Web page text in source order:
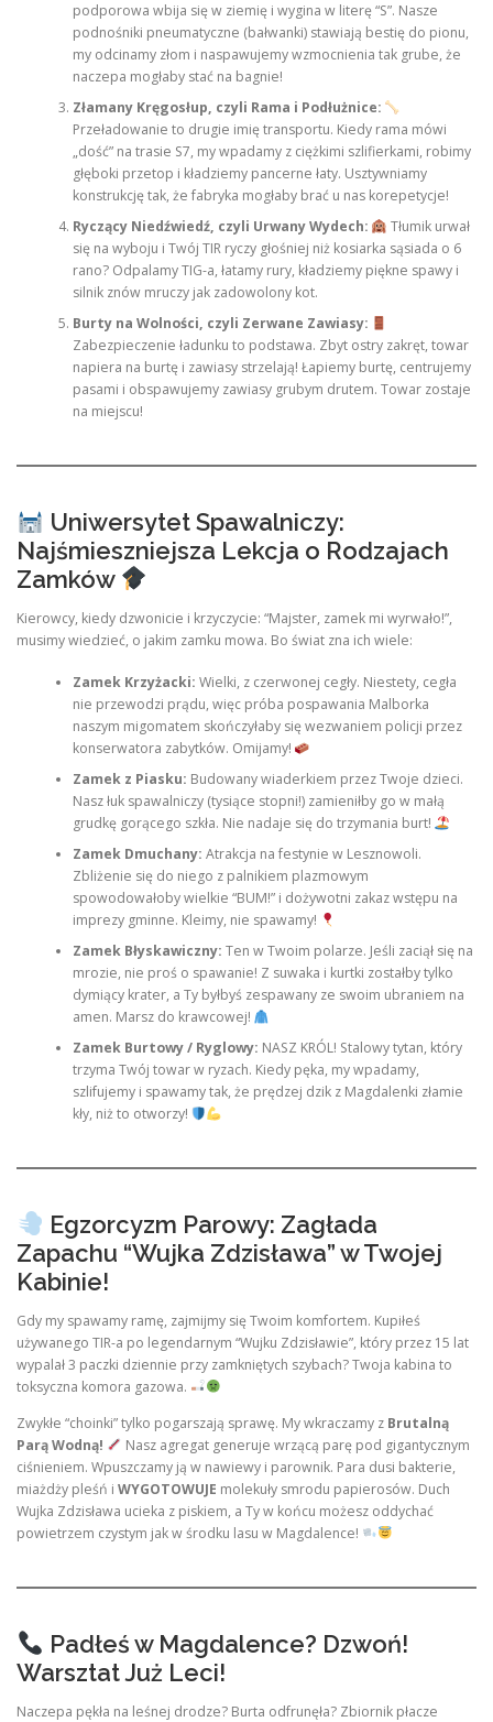
podporowa wbija się w ziemię i wygina w literę “S”. Nasze
podnośniki pneumatyczne (bałwanki) stawiają bestię do pionu,
my odcinamy złom i naspawujemy wzmocnienia tak grube, że
naczepa mogłaby stać na bagnie!
Złamany Kręgosłup, czyli Rama i Podłużnice:
Przeładowanie to drugie imię transportu. Kiedy rama mówi
„dość” na trasie S7, my wpadamy z ciężkimi szlifierkami, robimy
głęboki przetop i kładziemy pancerne łaty. Usztywniamy
konstrukcję tak, że fabryka mogłaby brać u nas korepetycje!
Ryczący Niedźwiedź, czyli Urwany Wydech:
Tłumik urwał
się na wyboju i Twój TIR ryczy głośniej niż kosiarka sąsiada o 6
rano? Odpalamy TIG-a, łatamy rury, kładziemy piękne spawy i
silnik znów mruczy jak zadowolony kot.
Burty na Wolności, czyli Zerwane Zawiasy:
Zabezpieczenie ładunku to podstawa. Zbyt ostry zakręt, towar
napiera na burtę i zawiasy strzelają! Łapiemy burtę, centrujemy
pasami i obspawujemy zawiasy grubym drutem. Towar zostaje
na miejscu!
Uniwersytet Spawalniczy:
Najśmieszniejsza Lekcja o Rodzajach
Zamków
Kierowcy, kiedy dzwonicie i krzyczycie: “Majster, zamek mi wyrwało!”,
musimy wiedzieć, o jakim zamku mowa. Bo świat zna ich wiele:
Zamek Krzyżacki: Wielki, z czerwonej cegły. Niestety, cegła
nie przewodzi prądu, więc próba pospawania Malborka
naszym migomatem skończyłaby się wezwaniem policji przez
konserwatora zabytków. Omijamy!
Zamek z Piasku: Budowany wiaderkiem przez Twoje dzieci.
Nasz łuk spawalniczy (tysiące stopni!) zamieniłby go w małą
grudkę gorącego szkła. Nie nadaje się do trzymania burt!
Zamek Dmuchany: Atrakcja na festynie w Lesznowoli.
Zbliżenie się do niego z palnikiem plazmowym
spowodowałoby wielkie “BUM!” i dożywotni zakaz wstępu na
imprezy gminne. Kleimy, nie spawamy!
Zamek Błyskawiczny: Ten w Twoim polarze. Jeśli zaciął się na
mrozie, nie proś o spawanie! Z suwaka i kurtki zostałby tylko
dymiący krater, a Ty byłbyś zespawany ze swoim ubraniem na
amen. Marsz do krawcowej!
Zamek Burtowy / Ryglowy: NASZ KRÓL! Stalowy tytan, który
trzyma Twój towar w ryzach. Kiedy pęka, my wpadamy,
szlifujemy i spawamy tak, że prędzej dzik z Magdalenki złamie
kły, niż to otworzy!
Egzorcyzm Parowy: Zagłada
Zapachu “Wujka Zdzisława” w Twojej
Kabinie!
Gdy my spawamy ramę, zajmijmy się Twoim komfortem. Kupiłeś
używanego TIR-a po legendarnym “Wujku Zdzisławie”, który przez 15 lat
wypalał 3 paczki dziennie przy zamkniętych szybach? Twoja kabina to
toksyczna komora gazowa.
Zwykłe “choinki” tylko pogarszają sprawę. My wkraczamy z Brutalną
Parą Wodną!
Nasz agregat generuje wrzącą parę pod gigantycznym
ciśnieniem. Wpuszczamy ją w nawiewy i parownik. Para dusi bakterie,
miażdży pleśń i WYGOTOWUJE molekuły smrodu papierosów. Duch
Wujka Zdzisława ucieka z piskiem, a Ty w końcu możesz oddychać
powietrzem czystym jak w środku lasu w Magdalence!
Padłeś w Magdalence? Dzwoń!
Warsztat Już Leci!
Naczepa pękła na leśnej drodze? Burta odfrunęła? Zbiornik płacze